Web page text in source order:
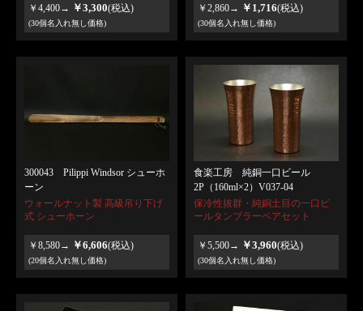
￥4,400→ ￥3,300(税込)
(30個名入れ無し価格)
￥2,860→ ￥1,716(税込)
(30個名入れ無し価格)
300043 Pilippi Windsor シューホ
ーン
ウォールナット製 高級吊り下げ
式 シューホーン
￥8,580→ ￥6,606(税込)
(20個名入れ無し価格)
食楽工房 純銅一口ビール
2P（160ml×2）V037-04
保冷性抜群・純銅土目の一口ビ
ールタンブラーペアセット
￥5,500→ ￥3,960(税込)
(30個名入れ無し価格)